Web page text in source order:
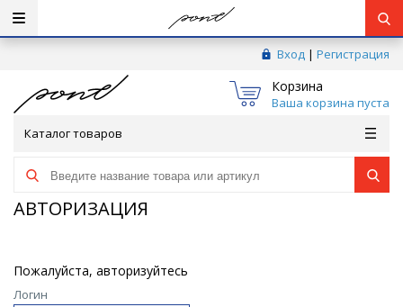
Вход | Регистрация
Корзина
Ваша корзина пуста
Каталог товаров
АВТОРИЗАЦИЯ
Пожалуйста, авторизуйтесь
Логин